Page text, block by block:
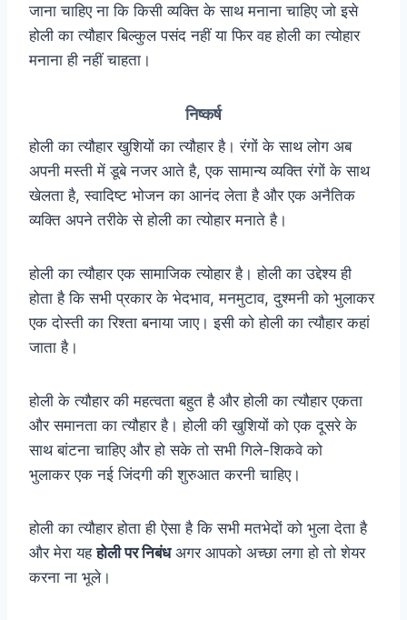
जाना चाहिए ना कि किसी व्यक्ति के साथ मनाना चाहिए जो इसे
होली का त्यौहार बिल्कुल पसंद नहीं या फिर वह होली का त्योहार
मनाना ही नहीं चाहता।
निष्कर्ष
होली का त्यौहार खुशियों का त्यौहार है। रंगों के साथ लोग अब
अपनी मस्ती में डूबे नजर आते है, एक सामान्य व्यक्ति रंगों के साथ
खेलता है, स्वादिष्ट भोजन का आनंद लेता है और एक अनैतिक
व्यक्ति अपने तरीके से होली का त्योहार मनाते है।
होली का त्यौहार एक सामाजिक त्योहार है। होली का उद्देश्य ही
होता है कि सभी प्रकार के भेदभाव, मनमुटाव, दुश्मनी को भुलाकर
एक दोस्ती का रिश्ता बनाया जाए। इसी को होली का त्यौहार कहां
जाता है।
होली के त्यौहार की महत्वता बहुत है और होली का त्यौहार एकता
और समानता का त्यौहार है। होली की खुशियों को एक दूसरे के
साथ बांटना चाहिए और हो सके तो सभी गिले-शिकवे को
भुलाकर एक नई जिंदगी की शुरुआत करनी चाहिए।
होली का त्यौहार होता ही ऐसा है कि सभी मतभेदों को भुला देता है
और मेरा यहहोली पर निबंधअगर आपको अच्छा लगा हो तो शेयर
करना ना भूले।